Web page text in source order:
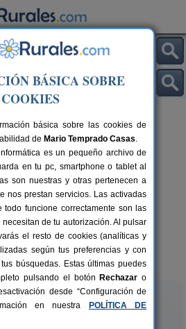
Almensilla
36+6 pers.
desde16 €
La Colina
(Sevilla)
BÁSICA SOBRE
COOKIES
básica sobre las cookies de
de Mario Temprado Casas.
es un pequeño archivo de
en tu pc, smartphone o tablet al
son nuestras y otras pertenecen a
nos prestan servicios. Las activadas
todo funcione correctamente son las
de tu autorización. Al pulsar
el resto de cookies (analíticas y
según tus preferencias y con
búsquedas. Estas últimas puedes
pulsando el botón Rechazar o
desde “Configuración de
en nuestra
POLÍTICA DE